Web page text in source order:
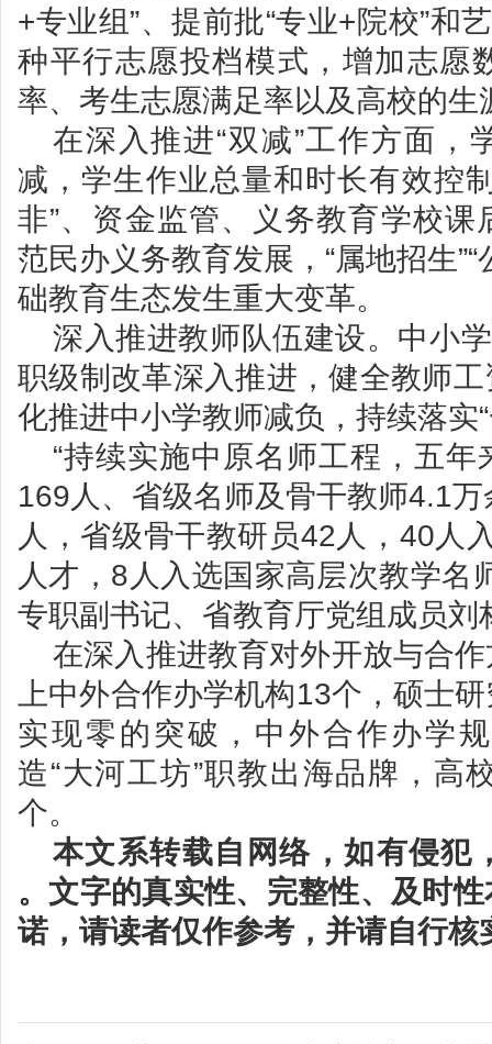
+专业组”、提前批“专业+院校”和
种平行志愿投档模式，增加志愿
率、考生志愿满足率以及高校的生
在深入推进“双减”工作方面，
减，学生作业总量和时长有效控
非”、资金监管、义务教育学校
范民办义务教育发展，“属地招生
础教育生态发生重大变革。
深入推进教师队伍建设。中小
职级制改革深入推进，健全教师
化推进中小学教师减负，持续落实
“持续实施中原名师工程，五
169人、省级名师及骨干教师4.1
人，省级骨干教研员42人，40人
人才，8人入选国家高层次教学名
专职副书记、省教育厅党组成员刘
在深入推进教育对外开放与合
上中外合作办学机构13个，硕士
实现零的突破，中外合作办学
造“大河工坊”职教出海品牌，高
个。
本文系转载自网络，如有侵犯
。文字的真实性、完整性、及时
诺，请读者仅作参考，并请自行核